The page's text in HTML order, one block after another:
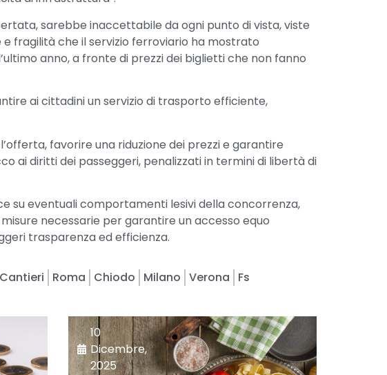
sarebbe inaccettabile da ogni punto di vista, viste
fragilità che il servizio ferroviario ha mostrato
anno, a fronte di prezzi dei biglietti che non fanno
ai cittadini un servizio di trasporto efficiente,
favorire una riduzione dei prezzi e garantire
ai diritti dei passeggeri, penalizzati in termini di libertà di
su eventuali comportamenti lesivi della concorrenza,
necessarie per garantire un accesso equo
trasparenza ed efficienza.
Cantieri Roma Chiodo Milano Verona
Fs
10
Dicembre,
2025